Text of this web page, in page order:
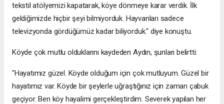
tekstil atölyemizi kapatarak, köye dönmeye karar verdik. İlk
geldiğimizde hiçbir şeyi bilmiyorduk. Hayvanları sadece
televizyonda gördüğümüz kadar biliyorduk." diye konuştu.
Köyde çok mutlu olduklarını kaydeden Aydın, şunları belirtti:
"Hayatımız güzel. Köyde olduğum için çok mutluyum. Güzel bir
hayatımız var. Köyde bir şeylerle uğraştığınız için zaman çabuk
geçiyor. Ben köy hayalimi gerçekleştirdim. Severek yapılan her